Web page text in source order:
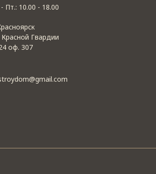
Пт.: 10.00 - 18.00
Красной Гвардии
оф. 307